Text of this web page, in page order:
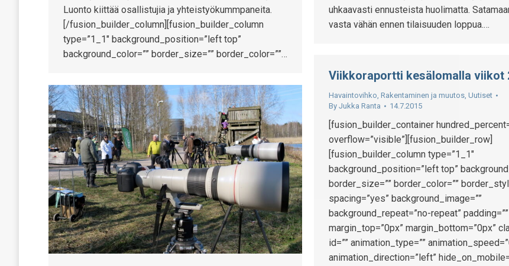
Luonto kiittää osallistujia ja yhteistyökummpaneita.
[/fusion_builder_column][fusion_builder_column
type=”1_1″ background_position=”left top”
background_color=”” border_size=”” border_color=””…
uhkaavasti ennusteista huolimatta.
vasta vähän ennen tilaisuuden loppua.…
Viikkoraportti kesälomalla viikot
Havaintovihko, Rakentaminen ja muutos, Uutiset
By Jukka Ranta 14.7.2015
[fusion_builder_container
overflow=”visible”][fusion_builder_row]
[fusion_builder_column type=”1_1″
background_position=”left top”
border_size=”” border_color=””
spacing=”yes” background_image=””
background_repeat=”no-repeat” padding=””
margin_top=”0px” margin_bottom=”0px”
id=”” animation_type=””
animation_direction=”left”